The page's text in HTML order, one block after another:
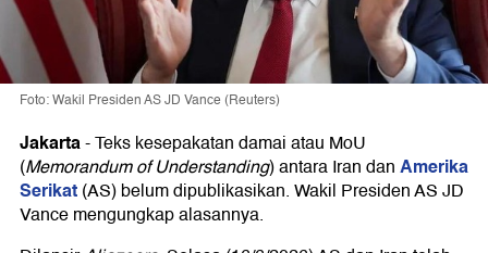
Foto: Wakil Presiden AS JD Vance (Reuters)
Jakarta-Teks kesepakatan damai atau MoU
(Memorandum of Understanding) antara Iran danAmerika
Serikat(AS) belum dipublikasikan. Wakil Presiden AS JD
Vance mengungkap alasannya.